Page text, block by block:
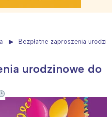
Bezpłatne zaproszenia
urodzinowe do